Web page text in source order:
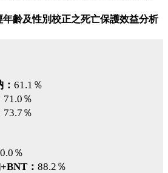
齡及性別校正之死亡保護效益分析
61.1％
71.0％
73.7％
％
： 88.2％